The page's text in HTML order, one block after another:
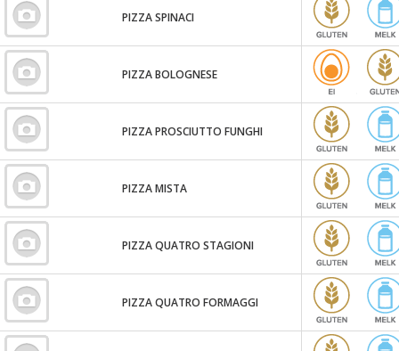
PIZZA SPINACI
PIZZA BOLOGNESE
PIZZA PROSCIUTTO FUNGHI
PIZZA MISTA
PIZZA QUATRO STAGIONI
PIZZA QUATRO FORMAGGI